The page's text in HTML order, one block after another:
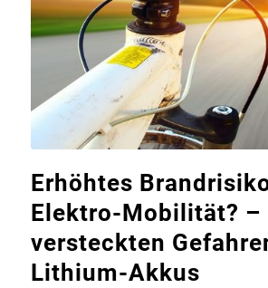
Erhöhtes
Elektro-Mobilität? –
versteckten
Lithium-Akkus